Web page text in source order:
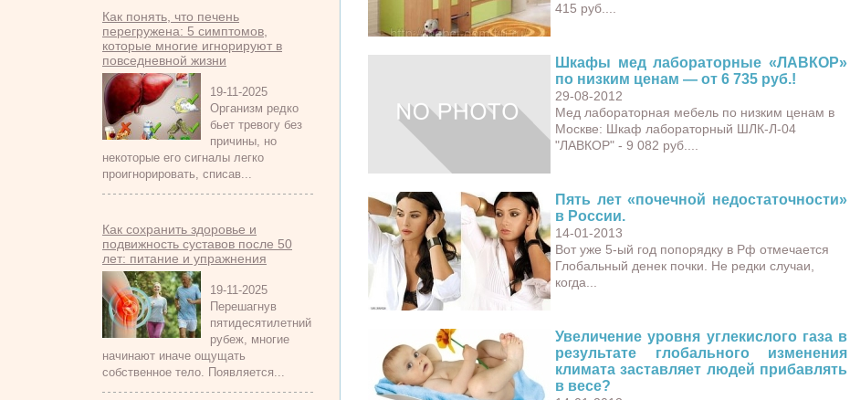
Как понять, что печень
перегружена: 5 симптомов,
которые многие игнорируют в
повседневной жизни
19-11-2025
Организм редко
бьет тревогу без
причины, но
некоторые его сигналы легко
проигнорировать, списав...
Как сохранить здоровье и
подвижность суставов после 50
лет: питание и упражнения
19-11-2025
Перешагнув
пятидесятилетний
рубеж, многие
начинают иначе ощущать
собственное тело. Появляется...
415 руб....
Шкафы мед лабораторные «ЛАВКОР»
по низким ценам — от 6 735 руб.!
29-08-2012
Мед лабораторная мебель по низким ценам в
Москве: Шкаф лабораторный ШЛК-Л-04
"ЛАВКОР" - 9 082 руб....
Пять лет «почечной недостаточности»
в России.
14-01-2013
Вот уже 5-ый год попорядку в Рф отмечается
Глобальный денек почки. Не редки случаи,
когда...
Увеличение уровня углекислого газа в
результате глобального изменения
климата заставляет людей прибавлять
в весе?